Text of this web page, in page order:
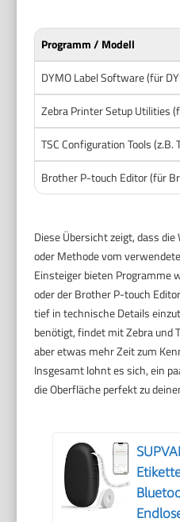
Programm / Modell
DYMO Label Software (für
Zebra Printer Setup Utilities
TSC Configuration Tools (z.B.
Brother P-touch Editor (für
Diese Übersicht zeigt, dass
oder Methode vom
Einsteiger bieten Programme
oder der Brother P-touch
tief in technische Details
benötigt, findet mit Zebra und
aber etwas mehr Zeit zum
Insgesamt lohnt es sich, ein
die Oberfläche perfekt zu